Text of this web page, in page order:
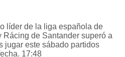
líder de la liga española de
de Santander superó a
jugar este sábado partidos
17:48